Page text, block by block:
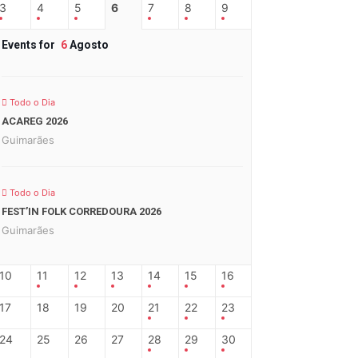
3 4 5 6 7 8 9
Events for 6Agosto
Todo o Dia
ACAREG 2026
Guimarães
Todo o Dia
FEST’IN FOLK CORREDOURA 2026
Guimarães
10 11 12 13 14 15 16
17 18 19 20 21 22 23
24 25 26 27 28 29 30